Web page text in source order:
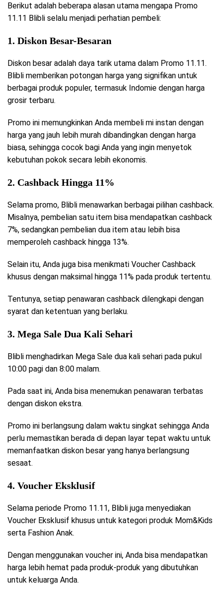
Berikut adalah beberapa alasan utama mengapa Promo
11.11 Blibli selalu menjadi perhatian pembeli:
1. Diskon Besar-Besaran
Diskon besar adalah daya tarik utama dalam Promo 11.11.
Blibli memberikan potongan harga yang signifikan untuk
berbagai produk populer, termasuk Indomie dengan harga
grosir terbaru.
Promo ini memungkinkan Anda membeli mi instan dengan
harga yang jauh lebih murah dibandingkan dengan harga
biasa, sehingga cocok bagi Anda yang ingin menyetok
kebutuhan pokok secara lebih ekonomis.
2. Cashback Hingga 11%
Selama promo, Blibli menawarkan berbagai pilihan cashback.
Misalnya, pembelian satu item bisa mendapatkan cashback
7%, sedangkan pembelian dua item atau lebih bisa
memperoleh cashback hingga 13%.
Selain itu, Anda juga bisa menikmati Voucher Cashback
khusus dengan maksimal hingga 11% pada produk tertentu.
Tentunya, setiap penawaran cashback dilengkapi dengan
syarat dan ketentuan yang berlaku.
3. Mega Sale Dua Kali Sehari
Blibli menghadirkan Mega Sale dua kali sehari pada pukul
10:00 pagi dan 8:00 malam.
Pada saat ini, Anda bisa menemukan penawaran terbatas
dengan diskon ekstra.
Promo ini berlangsung dalam waktu singkat sehingga Anda
perlu memastikan berada di depan layar tepat waktu untuk
memanfaatkan diskon besar yang hanya berlangsung
sesaat.
4. Voucher Eksklusif
Selama periode Promo 11.11, Blibli juga menyediakan
Voucher Eksklusif khusus untuk kategori produk Mom&Kids
serta Fashion Anak.
Dengan menggunakan voucher ini, Anda bisa mendapatkan
harga lebih hemat pada produk-produk yang dibutuhkan
untuk keluarga Anda.